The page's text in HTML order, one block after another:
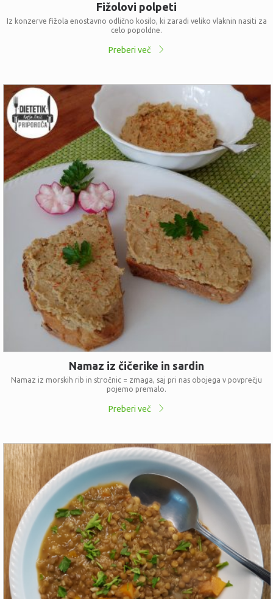
Fižolovi polpeti
Iz konzerve fižola enostavno odlično kosilo, ki zaradi veliko vlaknin nasiti za
celo popoldne.
Preberi več
Namaz iz čičerike in sardin
Namaz iz morskih rib in stročnic = zmaga, saj pri nas obojega v povprečju
pojemo premalo.
Preberi več